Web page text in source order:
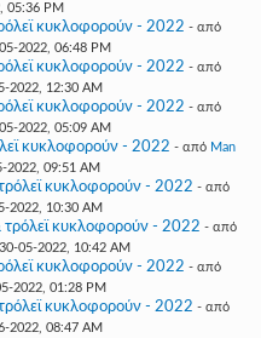
05:36 PM
κυκλοφορούν - 2022 - από
2022, 06:48 PM
κυκλοφορούν - 2022 - από
2022, 12:30 AM
κυκλοφορούν - 2022 - από
2022, 05:09 AM
κυκλοφορούν - 2022 - από Man
2022, 09:51 AM
κυκλοφορούν - 2022 - από
2022, 10:30 AM
τρόλεϊ κυκλοφορούν - 2022 - από
05-2022, 10:42 AM
κυκλοφορούν - 2022 - από
2022, 01:28 PM
κυκλοφορούν - 2022 - από
2022, 08:47 AM